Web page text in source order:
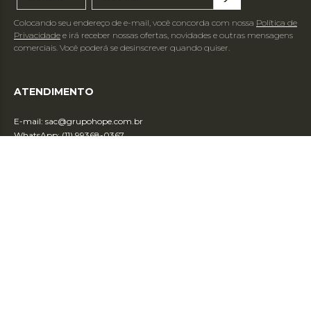
Colocando seu endereço de e-mail, você concorda com nossa Política de
Privacidade e irá receber nossas ofertas, novidades e outras mensagens
comerciais. Você poderá se desinscrever quando quiser.
ATENDIMENTO
E-mail: sac@grupohope.com.br
WhatsApp: (11) 99368-0367